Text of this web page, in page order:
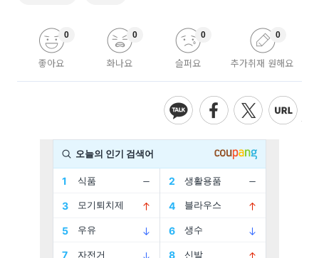
좋아요
0
화나요
0
슬퍼요
0
추가취재 원해요
0